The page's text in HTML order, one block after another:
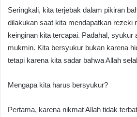
Seringkali, kita terjebak dalam pikiran
dilakukan saat kita mendapatkan rezeki
keinginan kita tercapai. Padahal, syukur
mukmin. Kita bersyukur bukan karena
tetapi karena kita sadar bahwa Allah
Mengapa kita harus bersyukur?
Pertama, karena nikmat Allah tidak